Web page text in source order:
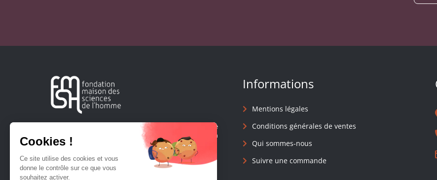
Créée en 1963, la Fondation Maison Sciences de l'Homme
soutient la recherche et la diffusion des connaissances en
sciences humaines et sociales.
Informations
Mentions légales
Conditions générales de ventes
Qui sommes-nous
Suivre une commande